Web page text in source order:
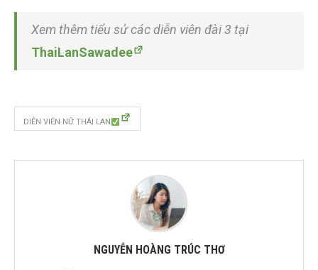
Xem thêm tiểu sử các diễn viên đài 3 tại
ThaiLanSawadee
DIỄN VIÊN NỮ THÁI LAN
NGUYỄN HOÀNG TRÚC THƠ